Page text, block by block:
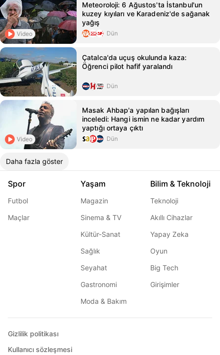
Video
Meteoroloji: 6 Ağustos'ta İstanbul'un
kuzey kıyıları ve Karadeniz'de sağanak
yağış
Dün
Çatalca'da uçuş okulunda kaza:
Öğrenci pilot hafif yaralandı
Dün
Video
Masak Ahbap'a yapılan bağışları
inceledi: Hangi ismin ne kadar yardım
yaptığı ortaya çıktı
Dün
Daha fazla göster
Spor
Futbol
Maçlar
Yaşam
Magazin
Sinema & TV
Kültür-Sanat
Sağlık
Seyahat
Gastronomi
Moda & Bakım
Bilim & Teknoloji
Teknoloji
Akıllı Cihazlar
Yapay Zeka
Oyun
Big Tech
Girişimler
Gizlilik politikası
Kullanıcı sözleşmesi